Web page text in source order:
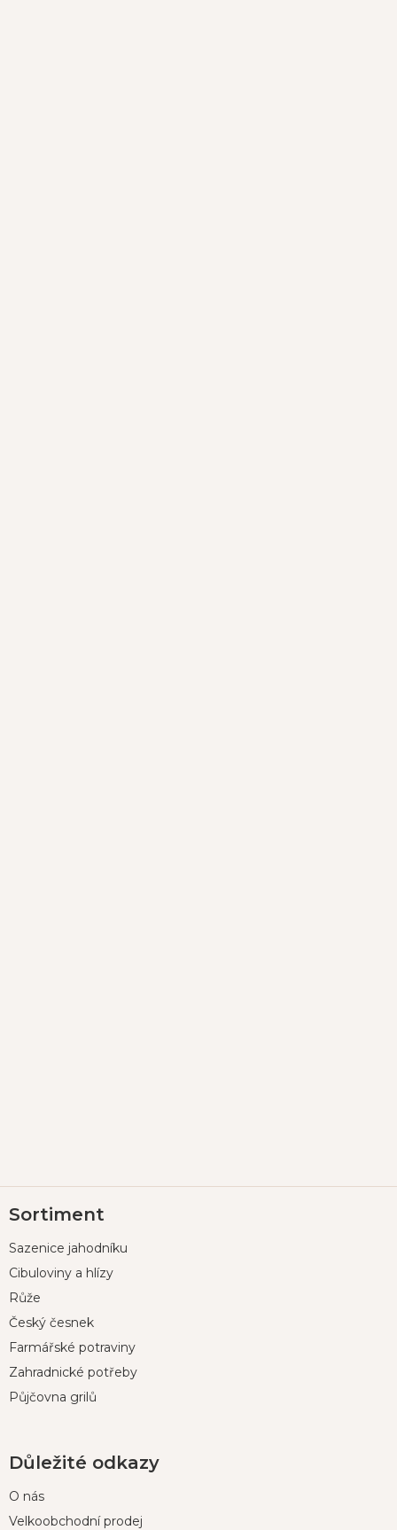
á
a
Sortiment
Sazenice jahodníku
Cibuloviny a hlízy
Růže
Český česnek
Farmářské potraviny
Zahradnické potřeby
Půjčovna grilů
Důležité odkazy
O nás
Velkoobchodní prodej